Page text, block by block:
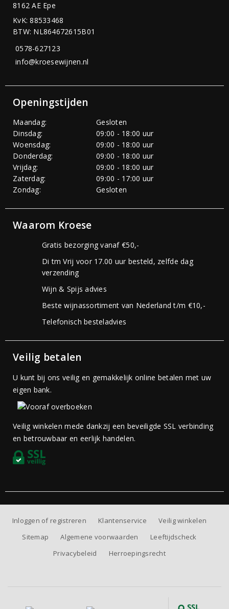
8162 AE Epe
KvK: 88533468
BTW: NL864672615B01
0578-627123
info@kroesewijnen.nl
Openingstijden
Maandag:
Gesloten
Dinsdag:
09:00 - 18:00 uur
Woensdag:
09:00 - 18:00 uur
Donderdag:
09:00 - 18:00 uur
Vrijdag:
09:00 - 18:00 uur
Zaterdag:
09:00 - 17:00 uur
Zondag:
Gesloten
Waarom Kroese
Gratis bezorging vanaf €50,-
Di tm Vrij voor 17.00 uur besteld, zelfde dag
verzending
Wijn & Spijs advies
Beste wijnassortiment van Nederland t/m €10,-
Telefonisch besteladvies
Veilig betalen
U kunt bij ons veilig en gemakkelijk online betalen met uw
eigen bank.
Veilig winkelen mede dankzij een beveiligde SSL verbinding
en betrouwbaar en eerlijk handelen.
Inloggen of registreren Klantenservice
Veilig winkelen
Sitemap
Algemene voorwaarden
Leeftijdscheck
Privacybeleid
Herroepingsrecht